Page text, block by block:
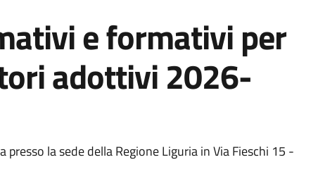
e formativi per
adottivi 2026-
la sede della Regione Liguria in Via Fieschi 15 -